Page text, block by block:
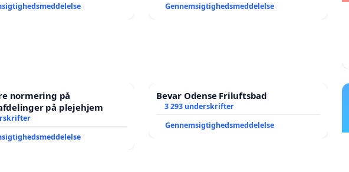
Gennemsigtighedsmeddelelse
normering på
på plejehjem
Bevar Odense Friluftsbad
3 293 underskrifter
Gennemsigtighedsmeddelelse